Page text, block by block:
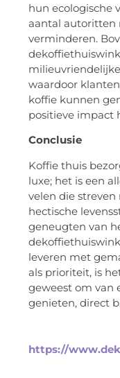
hun ecologische
aantal autoritten
verminderen.
waardoor
koffie kunnen
positieve impact
Conclusie
Koffie thuis
luxe; het is een
velen die streven
hectische
geneugten van
leveren met
als prioriteit, is
geweest om van
genieten, direct
https://